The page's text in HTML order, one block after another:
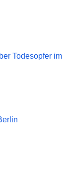
Todesopfer